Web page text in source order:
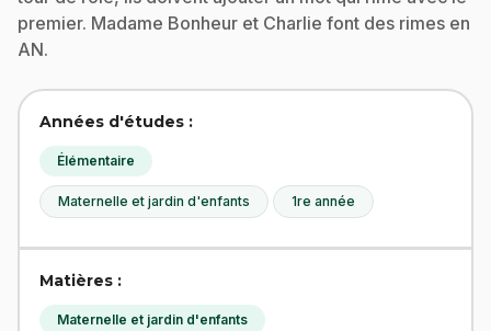
premier. Madame Bonheur et Charlie font des rimes en
AN.
Années d'études :
Élémentaire
Maternelle et jardin d'enfants 1re année
Matières :
Maternelle et jardin d'enfants